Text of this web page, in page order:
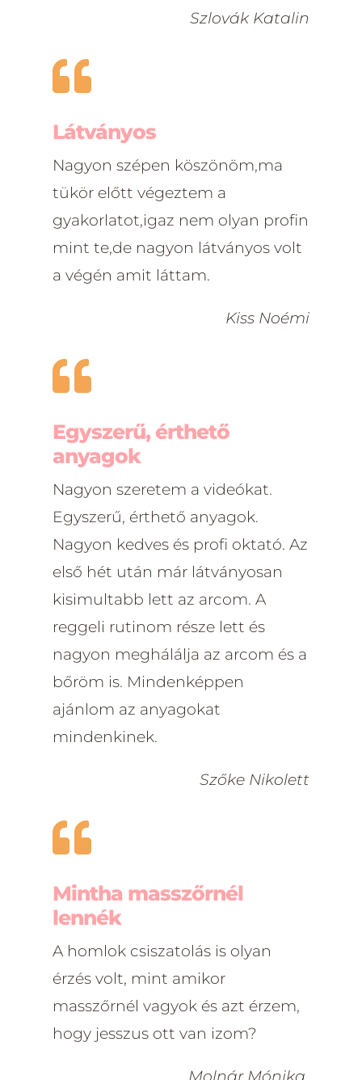
Szlovák Katalin

Látványos
Nagyon szépen köszönöm,ma
tükör előtt végeztem a
gyakorlatot,igaz nem olyan profin
mint te,de nagyon látványos volt
a végén amit láttam.
Kiss Noémi

Egyszerű, érthető
anyagok
Nagyon szeretem a videókat.
Egyszerű, érthető anyagok.
Nagyon kedves és profi oktató. Az
első hét után már látványosan
kisimultabb lett az arcom. A
reggeli rutinom része lett és
nagyon meghálálja az arcom és a
bőröm is. Mindenképpen
ajánlom az anyagokat
mindenkinek.
Szőke Nikolett

Mintha masszőrnél
lennék
A homlok csiszatolás is olyan
érzés volt, mint amikor
masszőrnél vagyok és azt érzem,
hogy jesszus ott van izom?